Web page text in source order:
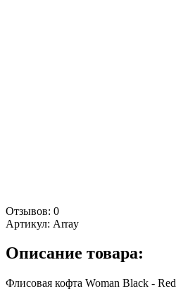
Отзывов: 0
Артикул: Array
Описание товара:
Флисовая кофта Woman Black - Red